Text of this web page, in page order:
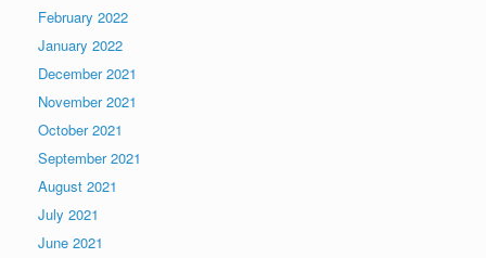
February 2022
January 2022
December 2021
November 2021
October 2021
September 2021
August 2021
July 2021
June 2021